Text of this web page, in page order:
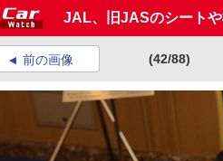
JAL、旧JASのシート
前の画像 (42/88)